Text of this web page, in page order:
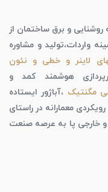
در زمینه روشنایی و برق ساختمان از
واردات،تولید و مشاوره
لاینر و خطی و نئون
هوشمند کمد و
مگنتیک ،آباژور ایستاده
معمارانه در راستای
و خارجی پا به عرصه صنعت